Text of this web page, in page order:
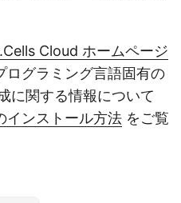
Cloud ホームページ
ログラミング言語固有の
に関する情報について
インストール方法 をご覧